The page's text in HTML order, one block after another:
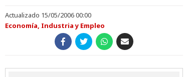
Actualizado 15/05/2006 00:00
Economía, Industria y Empleo